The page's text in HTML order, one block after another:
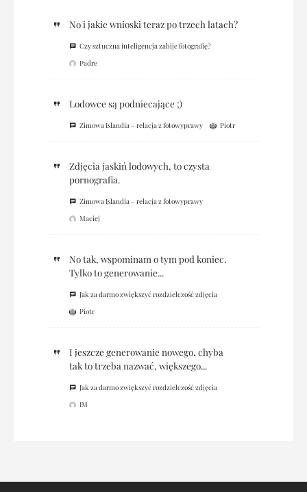
No i jakie wnioski teraz po trzech latach?
Czy sztuczna inteligencja zabije fotografię?
Padre
Lodowce są podniecające ;)
Zimowa Islandia – relacja z fotowyprawy Piotr
Zdjęcia jaskiń lodowych, to czysta
pornografia.
Zimowa Islandia – relacja z fotowyprawy
Maciej
No tak, wspominam o tym pod koniec.
Tylko to generowanie...
Jak za darmo zwiększyć rozdzielczość zdjęcia
Piotr
I jeszcze generowanie nowego, chyba
tak to trzeba nazwać, większego...
Jak za darmo zwiększyć rozdzielczość zdjęcia
IM